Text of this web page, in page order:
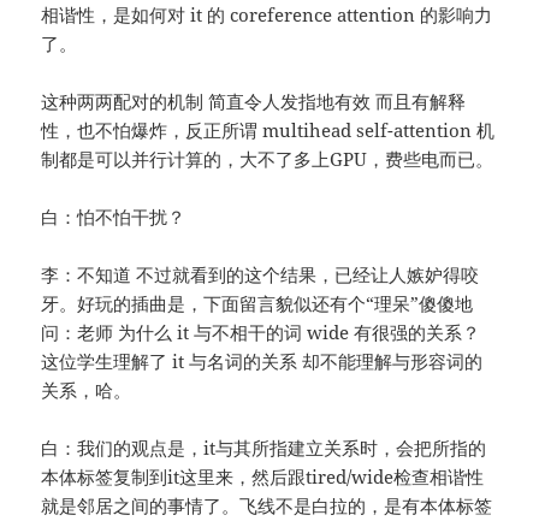
相谐性，是如何对 it 的 coreference attention 的影响力
了。
这种两两配对的机制 简直令人发指地有效 而且有解释
性，也不怕爆炸，反正所谓 multihead self-attention 机
制都是可以并行计算的，大不了多上GPU，费些电而已。
白：怕不怕干扰？
李：不知道 不过就看到的这个结果，已经让人嫉妒得咬
牙。好玩的插曲是，下面留言貌似还有个“理呆”傻傻地
问：老师 为什么 it 与不相干的词 wide 有很强的关系？
这位学生理解了 it 与名词的关系 却不能理解与形容词的
关系，哈。
白：我们的观点是，it与其所指建立关系时，会把所指的
本体标签复制到it这里来，然后跟tired/wide检查相谐性
就是邻居之间的事情了。飞线不是白拉的，是有本体标签